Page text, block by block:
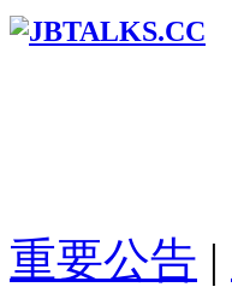
重要公告 |